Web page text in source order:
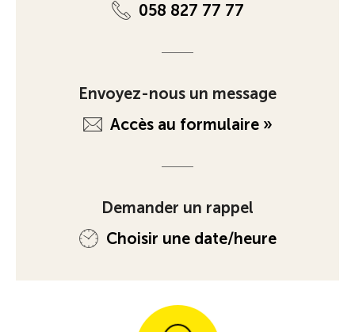
058 827 77 77
Envoyez-nous un message
Accès au formulaire »
Demander un rappel
Choisir une date/heure